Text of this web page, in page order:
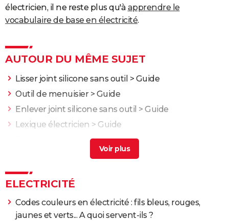
électricien, il ne reste plus qu'à apprendre le
vocabulaire de base en électricité.
AUTOUR DU MÊME SUJET
Lisser joint silicone sans outil > Guide
Outil de menuisier> Guide
Enlever joint silicone sans outil > Guide
Lexique électricien > Guide
Outil pour enlever carrelage> Guide
ELECTRICITÉ
Codes couleurs en électricité : fils bleus, rouges,
jaunes et verts... A quoi servent-ils ?